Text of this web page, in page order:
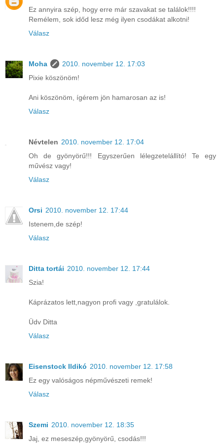
Ez annyira szép, hogy erre már szavakat se találok!!!!
Remélem, sok időd lesz még ilyen csodákat alkotni!
Válasz
Moha
2010. november 12. 17:03
Pixie köszönöm!
Ani köszönöm, ígérem jön hamarosan az is!
Válasz
Névtelen 2010. november 12. 17:04
Oh de gyönyörű!!! Egyszerűen lélegzetelállító! Te egy
művész vagy!
Válasz
Orsi 2010. november 12. 17:44
Istenem,de szép!
Válasz
Ditta tortái 2010. november 12. 17:44
Szia!
Káprázatos lett,nagyon profi vagy ,gratulálok.
Üdv Ditta
Válasz
Eisenstock Ildikó 2010. november 12. 17:58
Ez egy valóságos népművészeti remek!
Válasz
Szemi 2010. november 12. 18:35
Jaj, ez meseszép,gyönyörű, csodás!!!